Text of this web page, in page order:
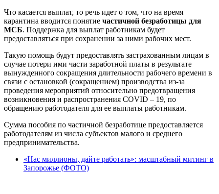
Что касается выплат, то речь идет о том, что на время
карантина вводится понятие частичной безработицы для
МСБ. Поддержка для выплат работникам будет
предоставляться при сохранении за ними рабочих мест.
Такую помощь будут предоставлять застрахованным лицам в
случае потери ими части заработной платы в результате
вынужденного сокращения длительности рабочего времени в
связи с остановкой (сокращением) производства из-за
проведения мероприятий относительно предотвращения
возникновения и распространения COVID – 19, по
обращению работодателя для ее выплаты работникам.
Сумма пособия по частичной безработице предоставляется
работодателям из числа субъектов малого и среднего
предпринимательства.
«Нас миллионы, дайте работать»: масштабный митинг в
Запорожье (ФОТО)